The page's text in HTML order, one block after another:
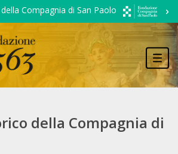
Compagnia di San Paolo
della Compagnia di